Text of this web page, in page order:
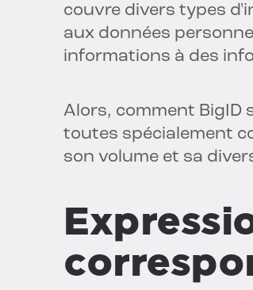
couvre divers types
aux données
informations à des
Alors, comment BigID
toutes spécialement
son volume et sa